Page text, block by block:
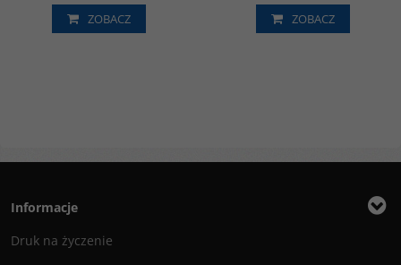
ZOBACZ ZOBACZ
Informacje
Druk na życzenie